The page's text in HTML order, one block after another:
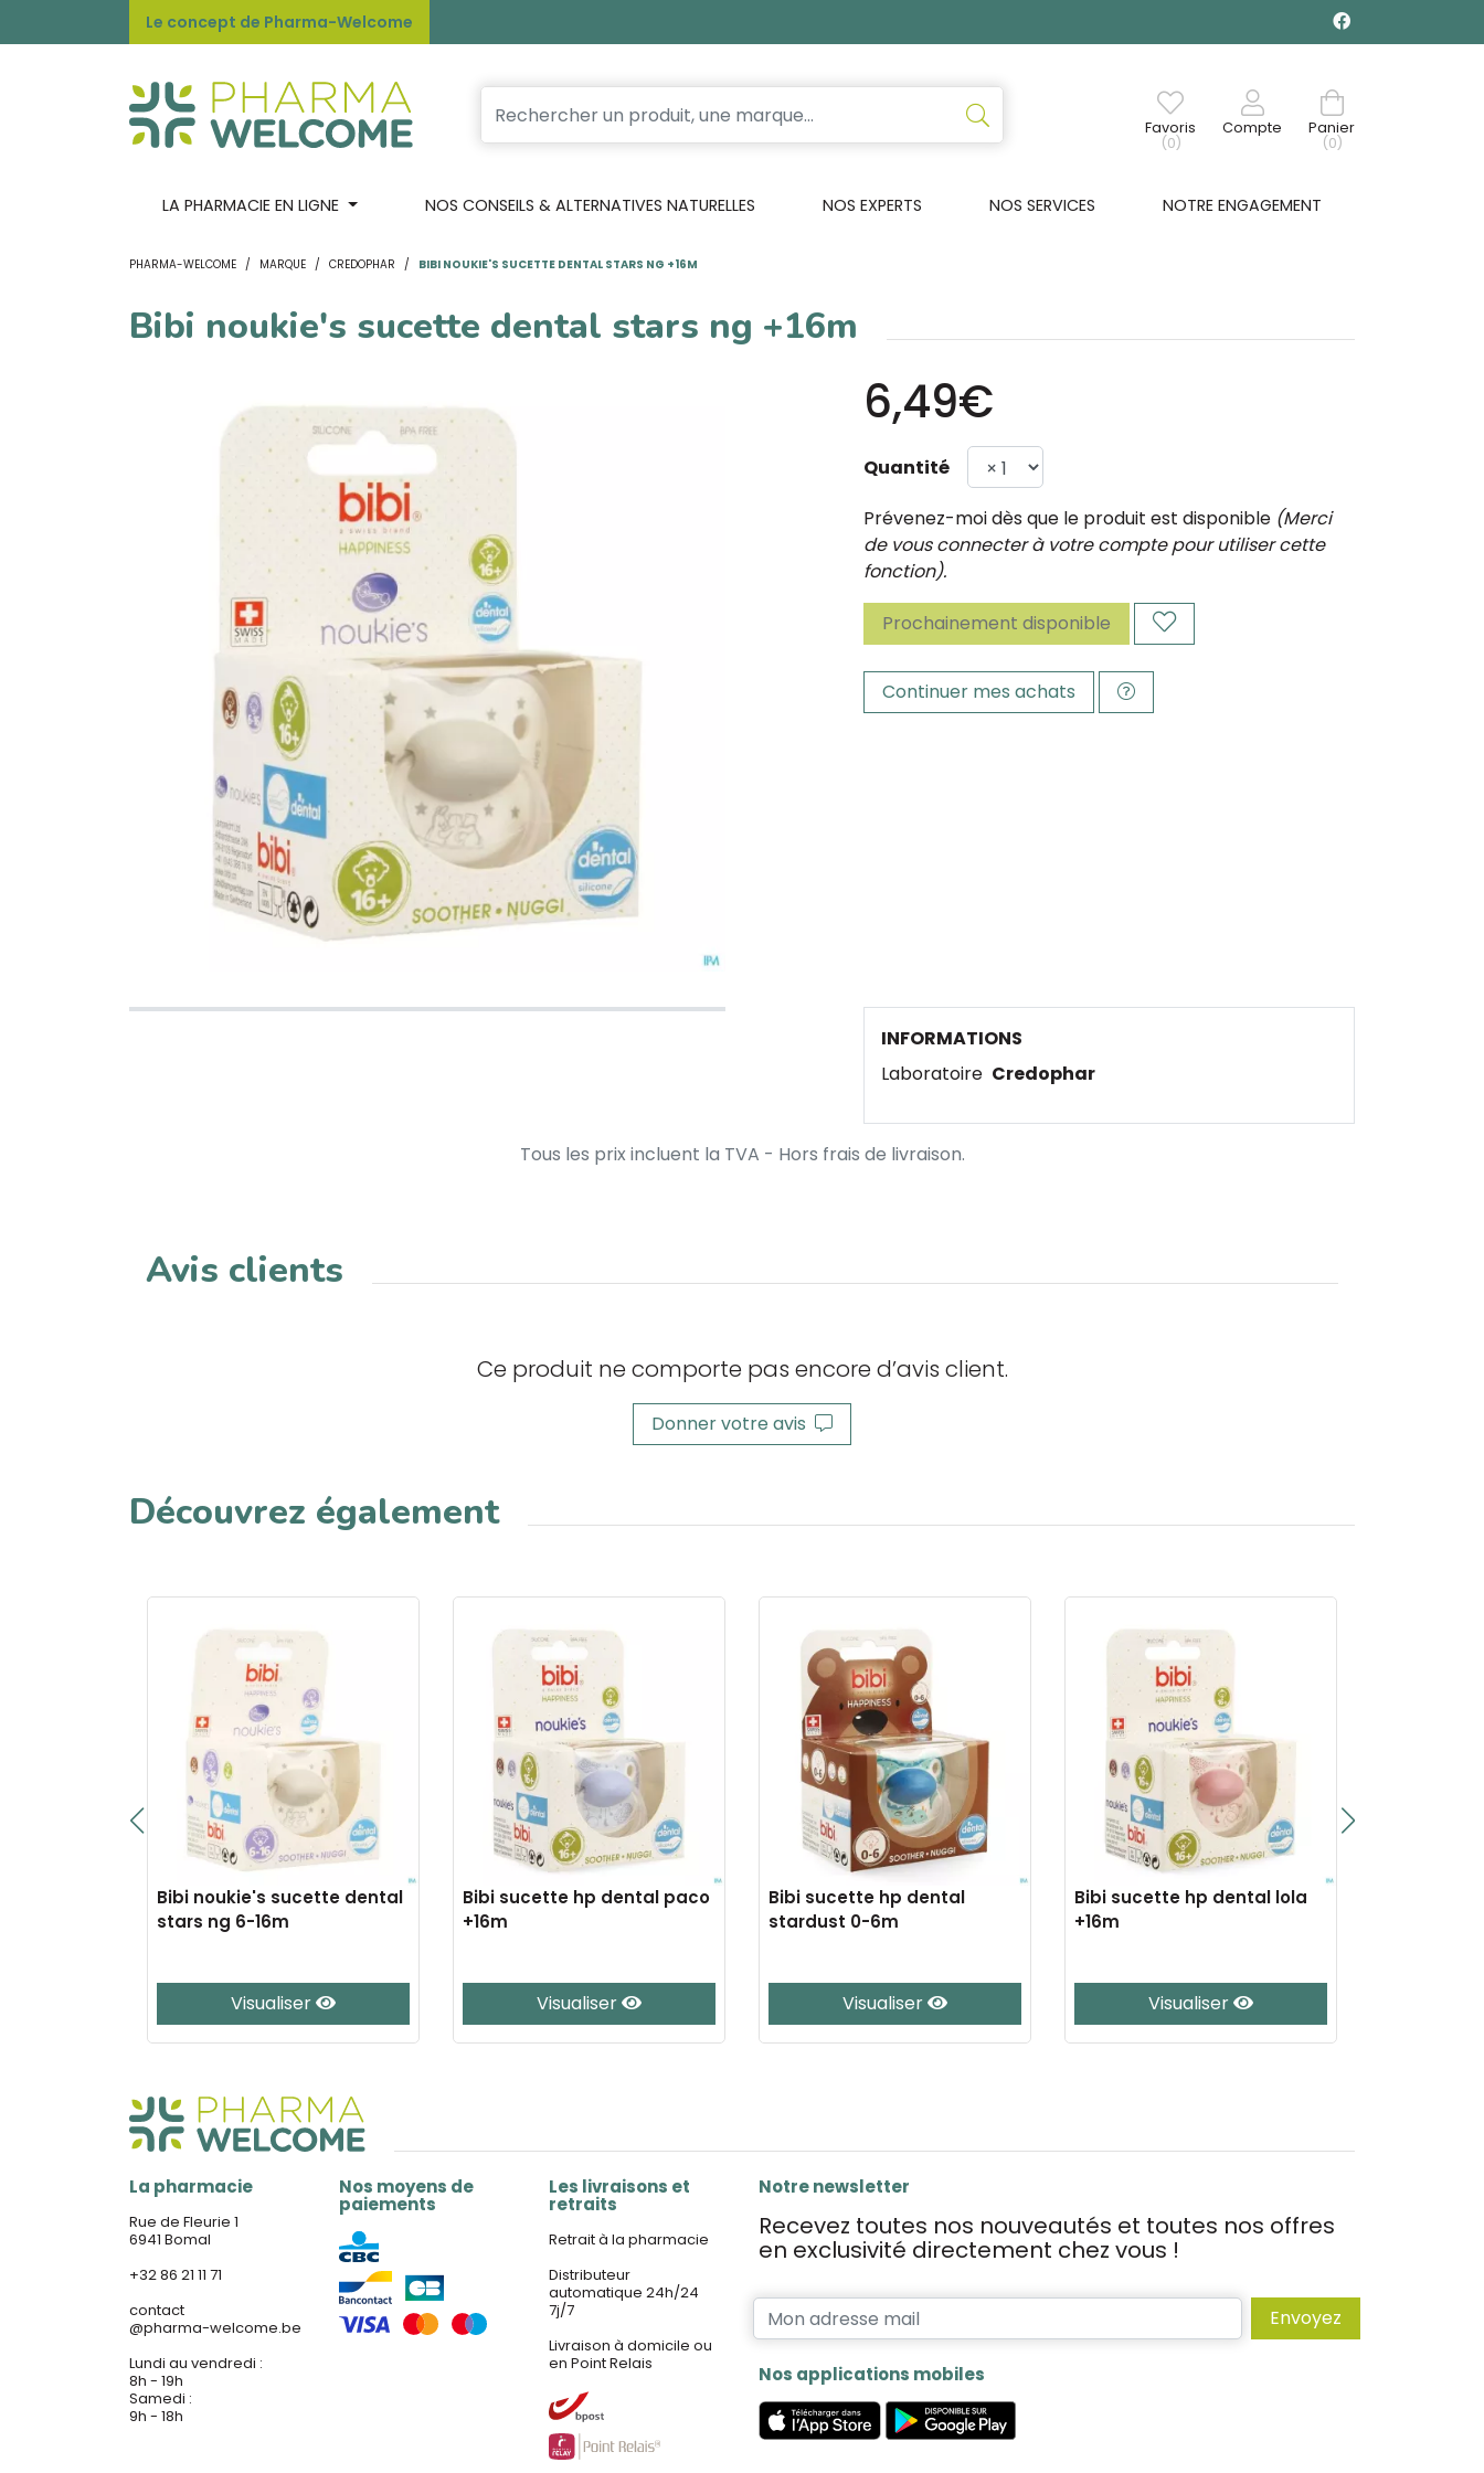
Le concept de Pharma-Welcome
Favoris
(0)
Compte
Panier
(0)
LA PHARMACIE EN LIGNE NOS CONSEILS & ALTERNATIVES NATURELLES NOS EXPERTS NOS SERVICES NOTRE ENGAGEMENT
PHARMA-WELCOME MARQUE CREDOPHAR BIBI NOUKIE'S SUCETTE DENTAL STARS NG +16M
Bibi noukie's sucette dental stars ng +16m
6,49€
Quantité
Prévenez-moi dès que le produit est disponible (Merci
de vous connecter à votre compte pour utiliser cette
fonction).
Prochainement disponible
Continuer mes achats
INFORMATIONS
Laboratoire Credophar
Tous les prix incluent la TVA - Hors frais de livraison.
Avis clients
Ce produit ne comporte pas encore d’avis client.
Donner votre avis
Découvrez également
Bibi noukie's sucette dental
stars ng 6-16m
Visualiser
Bibi sucette hp dental paco
+16m
Visualiser
Bibi sucette hp dental
stardust 0-6m
Visualiser
Bibi sucette hp dental lola
+16m
Visualiser
La pharmacie
Rue de Fleurie 1
6941 Bomal
+32 86 21 11 71
contact
@pharma-welcome.be
Lundi au vendredi :
8h - 19h
Samedi :
9h - 18h
Nos moyens de
paiements
Les livraisons et
retraits
Retrait à la pharmacie
Distributeur
automatique 24h/24
7j/7
Livraison à domicile ou
en Point Relais
Notre newsletter
Recevez toutes nos nouveautés et toutes nos offres
en exclusivité directement chez vous !
Envoyez
Nos applications mobiles